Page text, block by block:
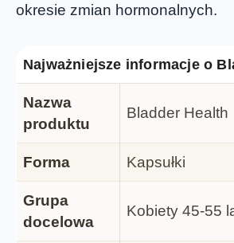
okresie zmian hormonalnych.
Najważniejsze informacje o
Nazwa
produktu
Bladder Health
Forma Kapsułki
Grupa
docelowa
Kobiety 45-55